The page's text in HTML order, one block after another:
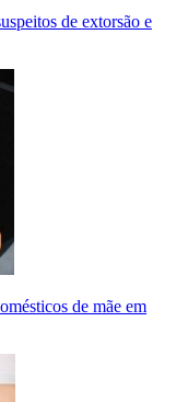
de extorsão e
de mãe em